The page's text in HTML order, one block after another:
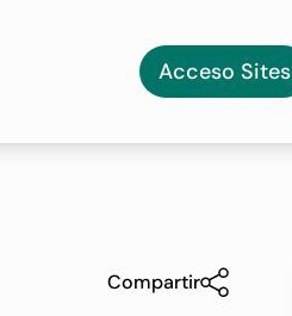
Acceso Sites
Compartir